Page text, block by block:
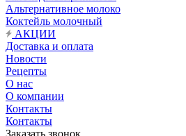
Альтернативное молоко
Коктейль молочный
АКЦИИ
Доставка и оплата
Новости
Рецепты
О нас
О компании
Контакты
Контакты
Заказать звонок